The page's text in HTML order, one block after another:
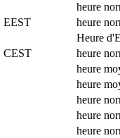
heure
EEST heure
Heure
CEST heure
heure
heure
heure
heure
heure